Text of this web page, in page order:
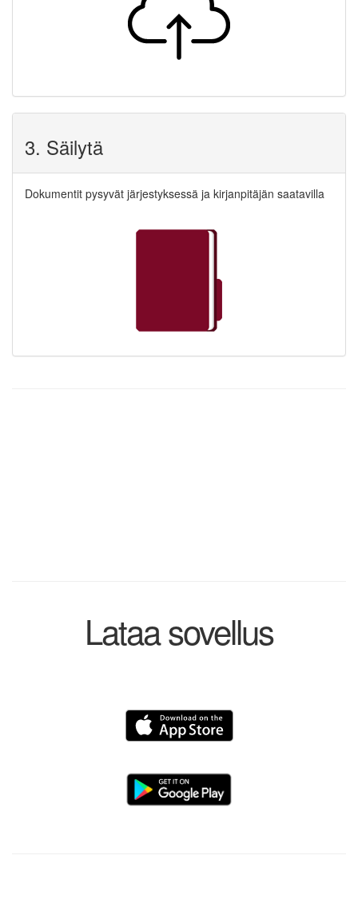
3. Säilytä
Dokumentit pysyvät järjestyksessä ja kirjanpitäjän saatavilla
Lataa sovellus